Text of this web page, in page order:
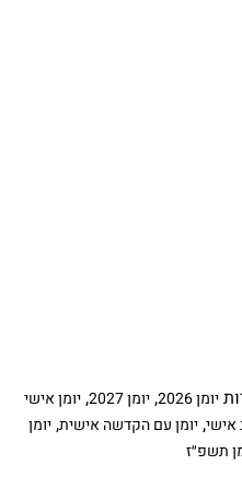
יומן 2026 ,יומן 2027 ,יומן אישי
,יומן עם הקדשה אישית,יומן
תשפ״ז